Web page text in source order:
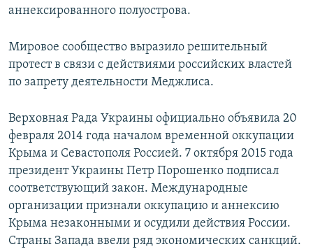
аннексированного полуострова.
Мировое сообщество выразило решительный
протест в связи с действиями российских властей
по запрету деятельности Меджлиса.
Верховная Рада Украины официально объявила 20
февраля 2014 года началом временной оккупации
Крыма и Севастополя Россией. 7 октября 2015 года
президент Украины Петр Порошенко подписал
соответствующий закон. Международные
организации признали оккупацию и аннексию
Крыма незаконными и осудили действия России.
Страны Запада ввели ряд экономических санкций.